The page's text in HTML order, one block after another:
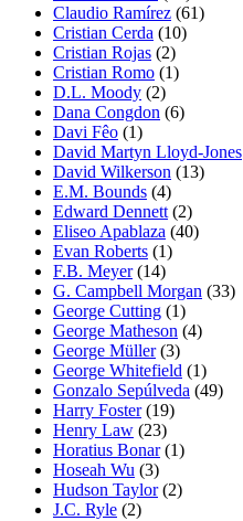
Claudio Ramírez (61)
Cristian Cerda (10)
Cristian Rojas (2)
Cristian Romo (1)
D.L. Moody (2)
Dana Congdon (6)
Davi Fêo (1)
David Martyn Lloyd-Jones
David Wilkerson (13)
E.M. Bounds (4)
Edward Dennett (2)
Eliseo Apablaza (40)
Evan Roberts (1)
F.B. Meyer(14)
G. Campbell Morgan (33)
George Cutting (1)
George Matheson (4)
George Müller(3)
George Whitefield (1)
Gonzalo Sepúlveda (49)
Harry Foster(19)
Henry Law (23)
Horatius Bonar(1)
Hoseah Wu (3)
Hudson Taylor(2)
J.C. Ryle (2)